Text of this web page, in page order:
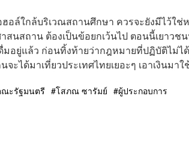
ล์ใกล้บริเวณสถานศึกษา ควรจะยังมีไว้ใช่
นสถาน ต้องเป็นข้อยกเว้นไป ตอนนี้เยาวช
อยู่แล้ว ก่อนทิ้งท้ายว่ากฎหมายที่ปฏิบัติไม่ไ
ได้มาเที่ยวประเทศไทยเยอะๆ เอาเงินมาใ
ะรัฐมนตรี โสภณ ซารัมย์ ผู้ประกอบการ